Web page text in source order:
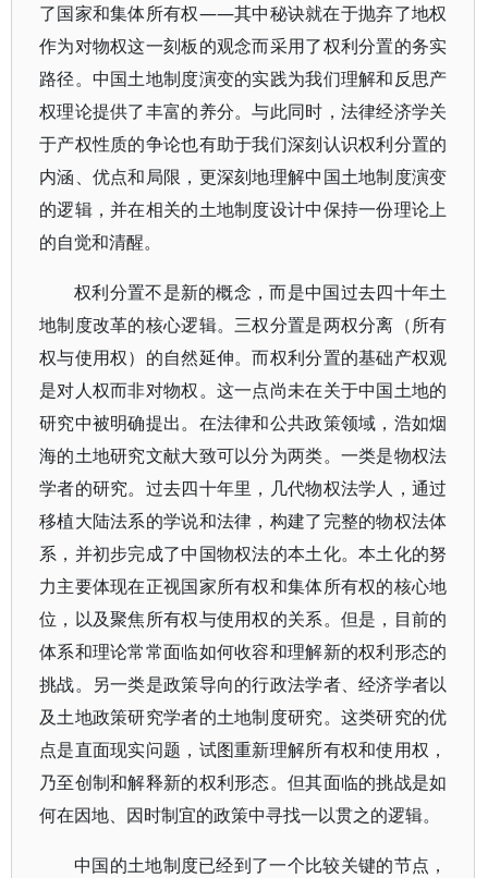
了国家和集体所有权——其中秘诀就在于抛弃了地权
作为对物权这一刻板的观念而采用了权利分置的务实
路径。中国土地制度演变的实践为我们理解和反思产
权理论提供了丰富的养分。与此同时，法律经济学关
于产权性质的争论也有助于我们深刻认识权利分置的
内涵、优点和局限，更深刻地理解中国土地制度演变
的逻辑，并在相关的土地制度设计中保持一份理论上
的自觉和清醒。
权利分置不是新的概念，而是中国过去四十年土
地制度改革的核心逻辑。三权分置是两权分离（所有
权与使用权）的自然延伸。而权利分置的基础产权观
是对人权而非对物权。这一点尚未在关于中国土地的
研究中被明确提出。在法律和公共政策领域，浩如烟
海的土地研究文献大致可以分为两类。一类是物权法
学者的研究。过去四十年里，几代物权法学人，通过
移植大陆法系的学说和法律，构建了完整的物权法体
系，并初步完成了中国物权法的本土化。本土化的努
力主要体现在正视国家所有权和集体所有权的核心地
位，以及聚焦所有权与使用权的关系。但是，目前的
体系和理论常常面临如何收容和理解新的权利形态的
挑战。另一类是政策导向的行政法学者、经济学者以
及土地政策研究学者的土地制度研究。这类研究的优
点是直面现实问题，试图重新理解所有权和使用权，
乃至创制和解释新的权利形态。但其面临的挑战是如
何在因地、因时制宜的政策中寻找一以贯之的逻辑。
中国的土地制度已经到了一个比较关键的节点，